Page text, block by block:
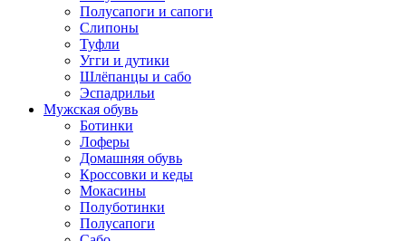
Полусапоги и сапоги
Слипоны
Туфли
Угги и дутики
Шлёпанцы и сабо
Эспадрильи
Мужская обувь
Ботинки
Лоферы
Домашняя обувь
Кроссовки и кеды
Мокасины
Полуботинки
Полусапоги